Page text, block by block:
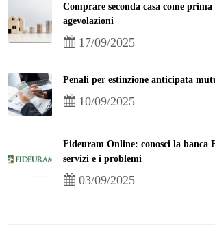
Comprare seconda casa come prima
agevolazioni
17/09/2025
Penali per estinzione anticipata
10/09/2025
Fideuram Online: conosci la banca
servizi e i problemi
03/09/2025